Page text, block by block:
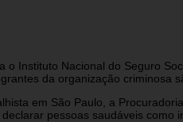
Instituto Nacional do Seguro
da organização criminosa
em São Paulo, a
pessoas saudáveis como